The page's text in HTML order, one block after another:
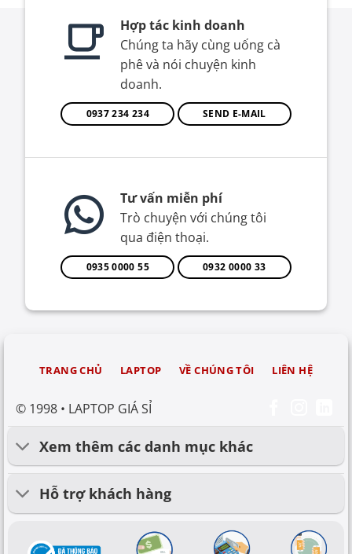
Hợp tác kinh doanh
Chúng ta hãy cùng uống cà
phê và nói chuyện kinh
doanh.
0937 234 234 SEND E-MAIL
Tư vấn miễn phí
Trò chuyện với chúng tôi
qua điện thoại.
0935 0000 55 0932 0000 33
© 1998 • LAPTOP GIÁ SỈ
TRANG CHỦ LAPTOP VỀ CHÚNG TÔI LIÊN HỆ
Xem thêm các danh mục khác
Hỗ trợ khách hàng